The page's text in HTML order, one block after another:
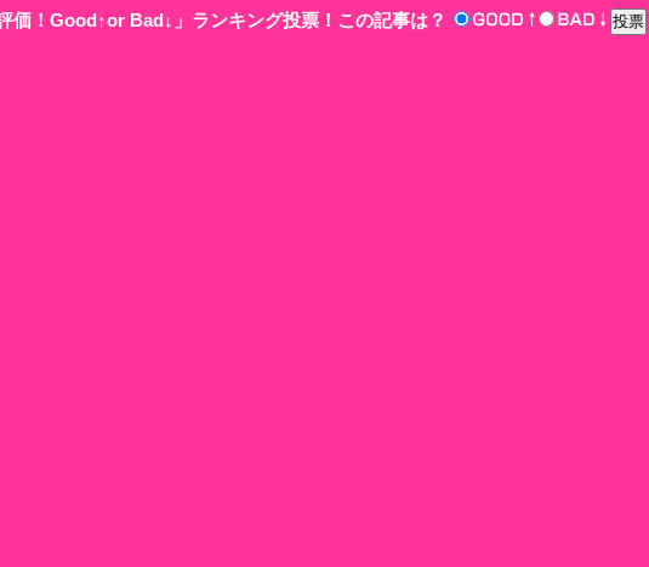
価！Good↑or Bad↓」ランキング投票！この記事は？